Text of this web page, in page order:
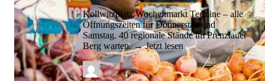
Kollwitzplatz Wochenmarkt Termine – alle
Öffnungszeiten für Donnerstag und
Samstag. 40 regionale Stände im Prenzlauer
Berg warten. → Jetzt lesen